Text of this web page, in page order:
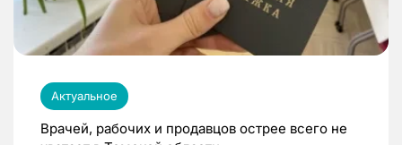
Актуальное
Врачей, рабочих и продавцов острее всего не